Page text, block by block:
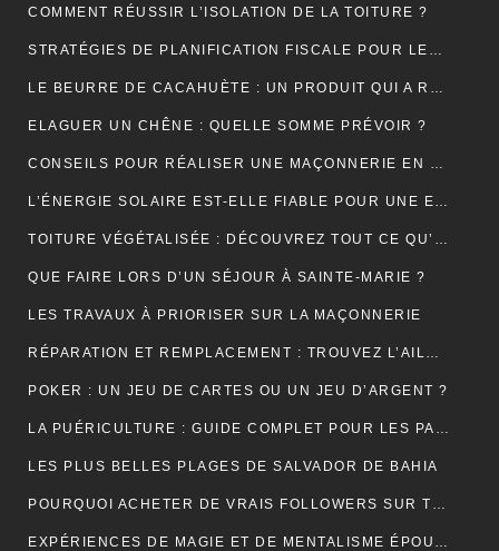
COMMENT RÉUSSIR L’ISOLATION DE LA TOITURE ?
STRATÉGIES DE PLANIFICATION FISCALE POUR LES PETITES ET MOYENNES ENTREPRISES
LE BEURRE DE CACAHUÈTE : UN PRODUIT QUI A RÉSISTÉ À TOUTES LES GÉNÉRATIONS
ELAGUER UN CHÊNE : QUELLE SOMME PRÉVOIR ?
CONSEILS POUR RÉALISER UNE MAÇONNERIE EN BRIQUES OU EN PARPAINGS
L’ÉNERGIE SOLAIRE EST-ELLE FIABLE POUR UNE ENTREPRISE ?
TOITURE VÉGÉTALISÉE : DÉCOUVREZ TOUT CE QU’IL FAUT RETENIR À CE SUJET
QUE FAIRE LORS D’UN SÉJOUR À SAINTE-MARIE ?
LES TRAVAUX À PRIORISER SUR LA MAÇONNERIE
RÉPARATION ET REMPLACEMENT : TROUVEZ L’AILE ARRIÈRE PARFAITE POUR RESTAURER VOTRE VÉHICULE
POKER : UN JEU DE CARTES OU UN JEU D’ARGENT ?
LA PUÉRICULTURE : GUIDE COMPLET POUR LES PARENTS MODERNES.
LES PLUS BELLES PLAGES DE SALVADOR DE BAHIA
POURQUOI ACHETER DE VRAIS FOLLOWERS SUR TIKTOK PEUT AIDER À DÉVELOPPER VOTRE COMPTE RAPIDEMENT ?
EXPÉRIENCES DE MAGIE ET DE MENTALISME ÉPOUSTOUFLANTES EN SUISSE ROMANDE